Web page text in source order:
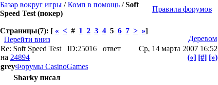
Базар вокруг игры /Комп в помощь /Soft
Speed Test (покер)
Правила форумов
Страницы(7): [ « < # 1 2 3 4 5 6 7 > »]
Перейти вниз
Деревом
Re: Soft Speed Test
ID:25016 ответ
на 24894
Ср, 14 марта 2007 16:52
(«] [#] [»)
greyФорумы CasinoGames
Sharky писал